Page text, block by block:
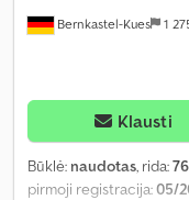
Bernkastel-Kues 1
Klausti
Būklė: naudotas, rida:
pirmoji registracija:05/